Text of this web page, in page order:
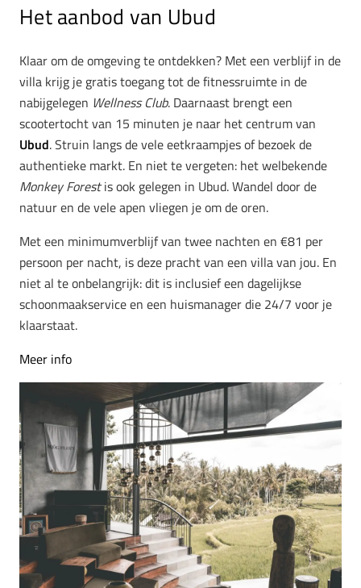
Het aanbod van Ubud
Klaar om de omgeving te ontdekken? Met een verblijf in de
villa krijg je gratis toegang tot de fitnessruimte in de
nabijgelegen Wellness Club. Daarnaast brengt een
scootertocht van 15 minuten je naar het centrum van
Ubud. Struin langs de vele eetkraampjes of bezoek de
authentieke markt. En niet te vergeten: het welbekende
Monkey Forestis ook gelegen in Ubud. Wandel door de
natuur en de vele apen vliegen je om de oren.
Met een minimumverblijf van twee nachten en €81 per
persoon per nacht, is deze pracht van een villa van jou. En
niet al te onbelangrijk: dit is inclusief een dagelijkse
schoonmaakservice en een huismanager die 24/7 voor je
klaarstaat.
Meer info